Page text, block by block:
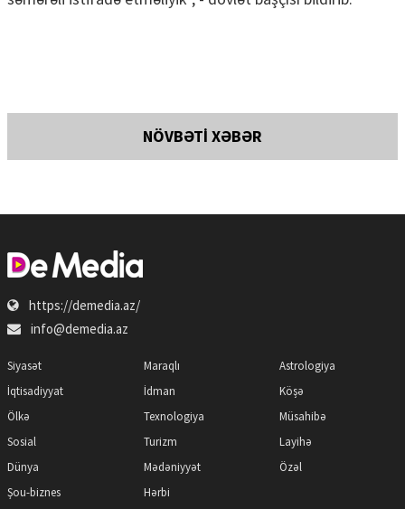
NÖVBƏTİ XƏBƏR
https://demedia.az/
info@demedia.az
Siyasət
İqtisadiyyat
Ölkə
Sosial
Dünya
Şou-biznes
Maraqlı
İdman
Texnologiya
Turizm
Mədəniyyət
Hərbi
Astrologiya
Köşə
Müsahibə
Layihə
Özəl